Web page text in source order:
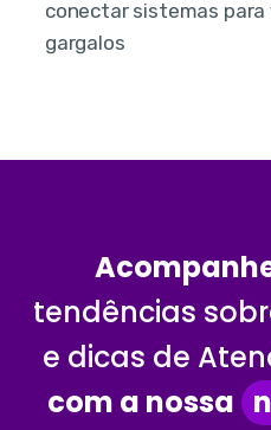
conectar sistemas para
gargalos
tendências
e dicas de
com a nossa